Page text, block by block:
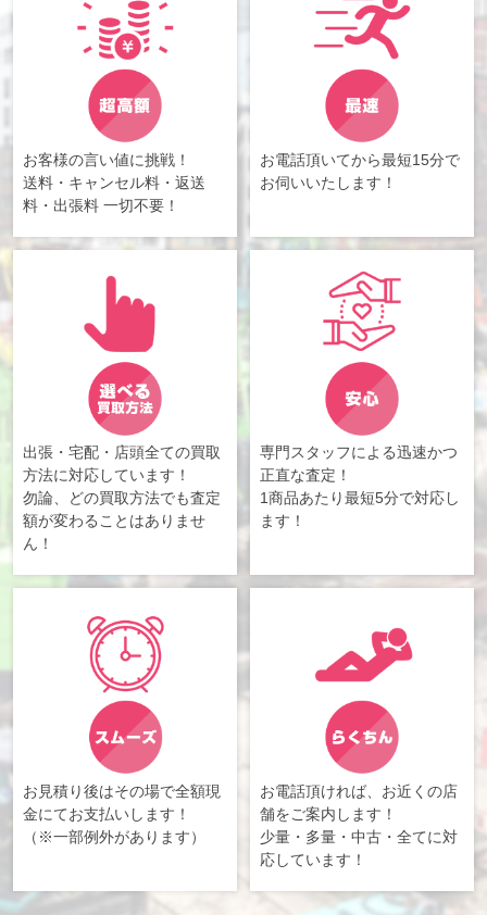
お客様の言い値に挑戦！
送料・キャンセル料・返送
料・出張料 一切不要！
お電話頂いてから最短15分で
お伺いいたします！
出張・宅配・店頭全ての買取
方法に対応しています！
勿論、どの買取方法でも査定
額が変わることはありませ
ん！
専門スタッフによる迅速かつ
正直な査定！
1商品あたり最短5分で対応し
ます！
お見積り後はその場で全額現
金にてお支払いします！
（※一部例外があります）
お電話頂ければ、お近くの店
舗をご案内します！
少量・多量・中古・全てに対
応しています！